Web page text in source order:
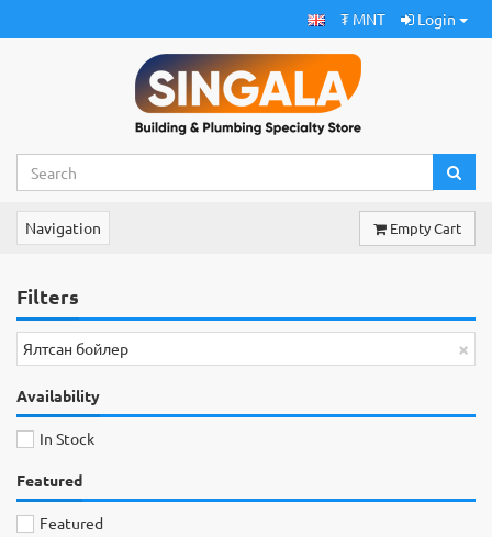
₮ MNT Login
Navigation Empty Cart
Filters
×
Ялтсан бойлер
Availability
In Stock
Featured
Featured